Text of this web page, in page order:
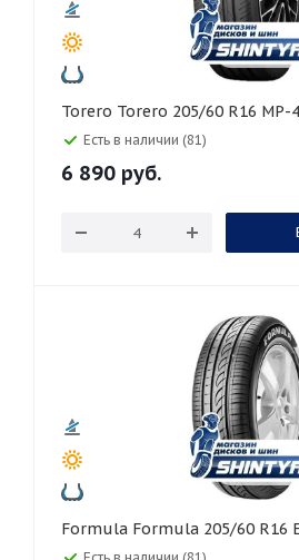
Torero Torero 205/60 R16
Есть в наличии (81)
6 890 руб.
Formula Formula 205/60